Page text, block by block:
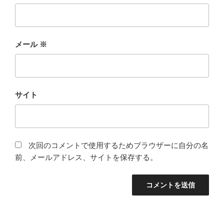
メール ※
サイト
次回のコメントで使用するためブラウザーに自分の名
前、メールアドレス、サイトを保存する。